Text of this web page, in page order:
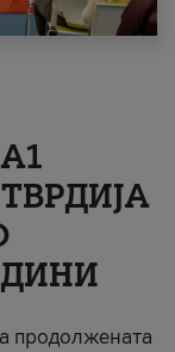
продолжената